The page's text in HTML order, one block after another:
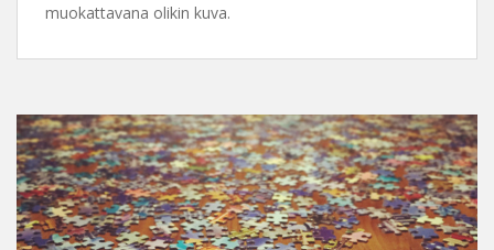
muokattavana olikin kuva.